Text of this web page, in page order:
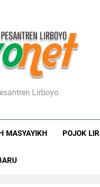
Lirboyo
MASYAYIKH POJOK